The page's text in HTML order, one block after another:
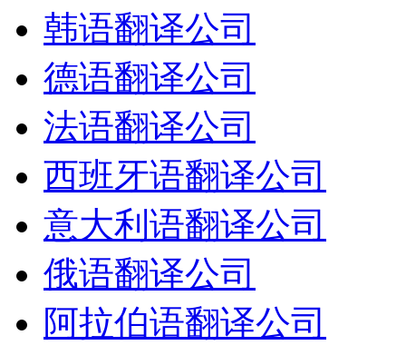
韩语翻译公司
德语翻译公司
法语翻译公司
西班牙语翻译公司
意大利语翻译公司
俄语翻译公司
阿拉伯语翻译公司